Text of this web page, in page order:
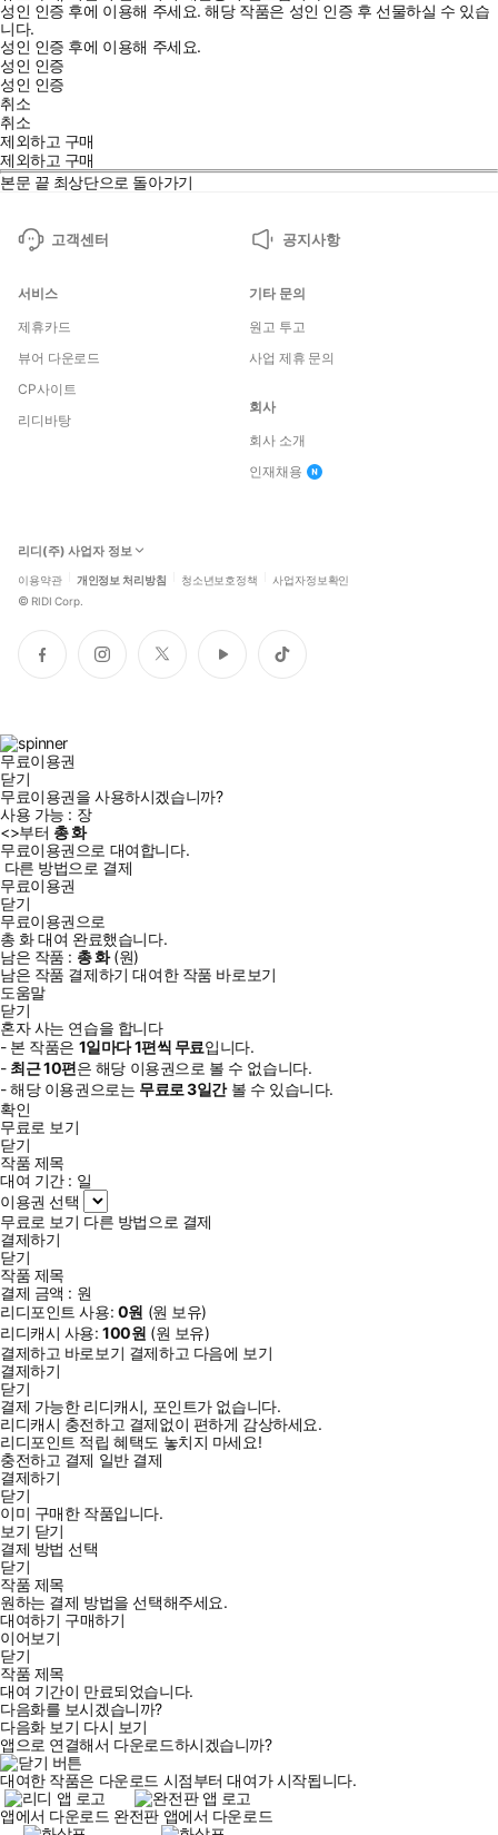
성인 인증 후에 이용해 주세요.해당 작품은 성인 인증 후 선물하실 수 있습
니다.
성인 인증 후에 이용해 주세요.
성인 인증
성인 인증
취소
취소
제외하고 구매
제외하고 구매
본문 끝 최상단으로 돌아가기
고객센터 공지사항
서비스
제휴카드
뷰어 다운로드
CP사이트
리디바탕
기타 문의
원고 투고
사업 제휴 문의
회사
회사 소개
인재채용
리디(주) 사업자 정보
이용약관 개인정보 처리방침 청소년보호정책 사업자정보확인
© RIDI Corp.
페
이
인
스
트
위
유
튜
틱
톡
무료이용권
닫기
무료이용권을 사용하시겠습니까?
사용 가능 : 장
<>부터 총화
무료이용권으로 대여합니다.
다른 방법으로 결제
무료이용권
닫기
무료이용권으로
총 화대여 완료했습니다.
남은 작품 : 총화(원)
남은 작품 결제하기 대여한 작품 바로보기
도움말
닫기
혼자 사는 연습을 합니다
- 본 작품은 1일마다1편씩 무료입니다.
- 최근10편은 해당 이용권으로 볼 수 없습니다.
- 해당 이용권으로는 무료로3일간볼 수 있습니다.
확인
무료로 보기
닫기
작품 제목
대여 기간 : 일
이용권 선택
무료로 보기 다른 방법으로 결제
결제하기
닫기
작품 제목
결제 금액 : 원
리디포인트 사용: 0원 (원 보유)
리디캐시 사용:100원 (원 보유)
결제하고 바로보기 결제하고 다음에 보기
결제하기
닫기
결제 가능한 리디캐시, 포인트가 없습니다.
리디캐시 충전하고 결제없이 편하게 감상하세요.
리디포인트 적립 혜택도 놓치지 마세요!
충전하고 결제 일반 결제
결제하기
닫기
이미 구매한 작품입니다.
보기 닫기
결제 방법 선택
닫기
작품 제목
원하는 결제 방법을 선택해주세요.
대여하기 구매하기
이어보기
닫기
작품 제목
대여 기간이 만료되었습니다.
다음화를 보시겠습니까?
다음화 보기 다시 보기
앱으로 연결해서 다운로드하시겠습니까?
대여한 작품은 다운로드 시점부터 대여가 시작됩니다.
앱에서 다운로드 완전판 앱에서 다운로드